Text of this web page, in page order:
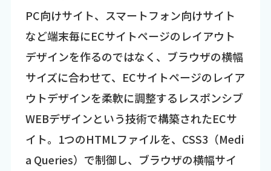
PC向けサイト、スマートフォン向けサイト
など端末毎にECサイトページのレイアウト
デザインを作るのではなく、ブラウザの横幅
サイズに合わせて、ECサイトページのレイア
ウトデザインを柔軟に調整するレスポンシブ
WEBデザインという技術で構築されたECサ
イト。1つのHTMLファイルを、CSS3（Medi
a Queries）で制御し、ブラウザの横幅サイ